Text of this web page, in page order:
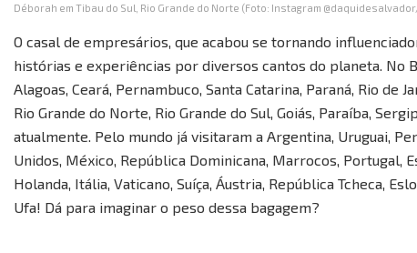
Déborah em Tibau do Sul, Rio Grande do Norte (Foto: Instagram
O casal de empresários, que acabou se tornando
histórias e experiências por diversos cantos do planeta. No
Alagoas, Ceará, Pernambuco, Santa Catarina, Paraná, Rio de
Rio Grande do Norte, Rio Grande do Sul, Goiás, Paraíba,
atualmente. Pelo mundo já visitaram a Argentina, Uruguai,
Unidos, México, República Dominicana, Marrocos, Portugal,
Holanda, Itália, Vaticano, Suíça, Áustria, República Tcheca,
Ufa! Dá para imaginar o peso dessa bagagem?